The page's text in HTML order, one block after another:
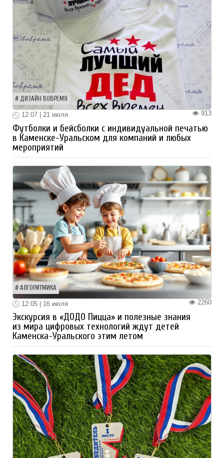
ДИЗАЙН ВОВРЕМЯ
913
12:07 | 21 июля
Футболки и бейсболки с индивидуальной печатью
в Каменске-Уральском для компаний и любых
мероприятий
АЛГОРИТМИКА
2260
12:05 | 16 июля
Экскурсия в «ДОДО Пицца» и полезные знания
из мира цифровых технологий ждут детей
Каменска-Уральского этим летом